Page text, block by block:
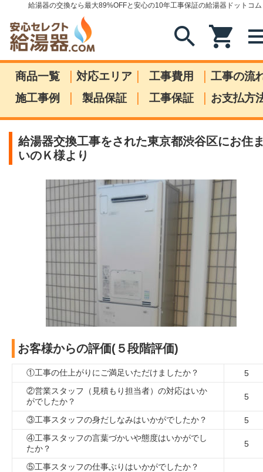
給湯器の交換なら最大89%OFFと安心の10年工事保証の給湯器ドットコム
search shopping_cart
商品一覧 | 対応エリア | 工事費用 | 工事の流
施工事例
| 製品保証 | 工事保証 | お支払方
給湯器交換工事をされた東京都渋谷区にお住
いのＫ様より
お客様からの評価(５段階評価)
①工事の仕上がりにご満足いただけましたか？
5
②営業スタッフ（見積もり担当者）の対応はいか
がでしたか？
5
③工事スタッフの身だしなみはいかがでしたか？
5
④工事スタッフの言葉づかいや態度はいかがでし
たか？
5
⑤工事スタッフの仕事ぶりはいかがでしたか？